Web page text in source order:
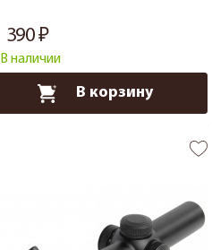
390
В наличии
В корзину